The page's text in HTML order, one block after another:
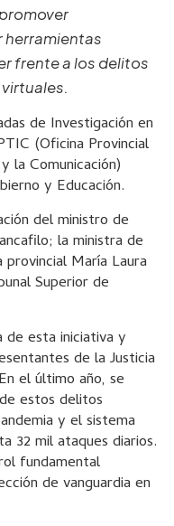
herramientas
frente a los delitos
de Investigación en
(Oficina Provincial
la Comunicación)
y Educación.
del ministro de
la ministra de
María Laura
Superior de
esta iniciativa y
de la Justicia
el último año, se
estos delitos
y el sistema
32 mil ataques diarios.
fundamental
de vanguardia en